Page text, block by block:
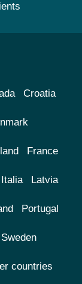
Croatia
France
Italia Latvia
Portugal
Sweden
countries